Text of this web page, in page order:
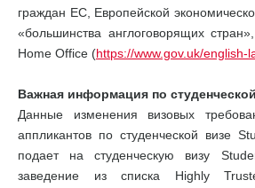
граждан ЕС, Европейской
«большинства англоговорящих
Home Office (https://www.gov.uk/english-
Важная информация по
Данные изменения визовых
аппликантов по студенческой визе
подает на студенческую визу
заведение из списка Highly